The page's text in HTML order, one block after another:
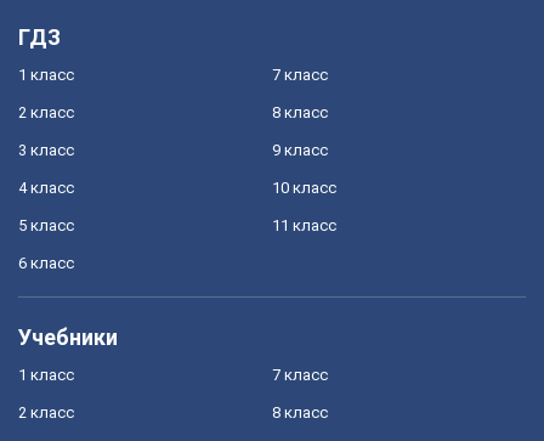
ГДЗ
1 класс
2 класс
3 класс
4 класс
5 класс
6 класс
7 класс
8 класс
9 класс
10 класс
11 класс
Учебники
1 класс
2 класс
7 класс
8 класс